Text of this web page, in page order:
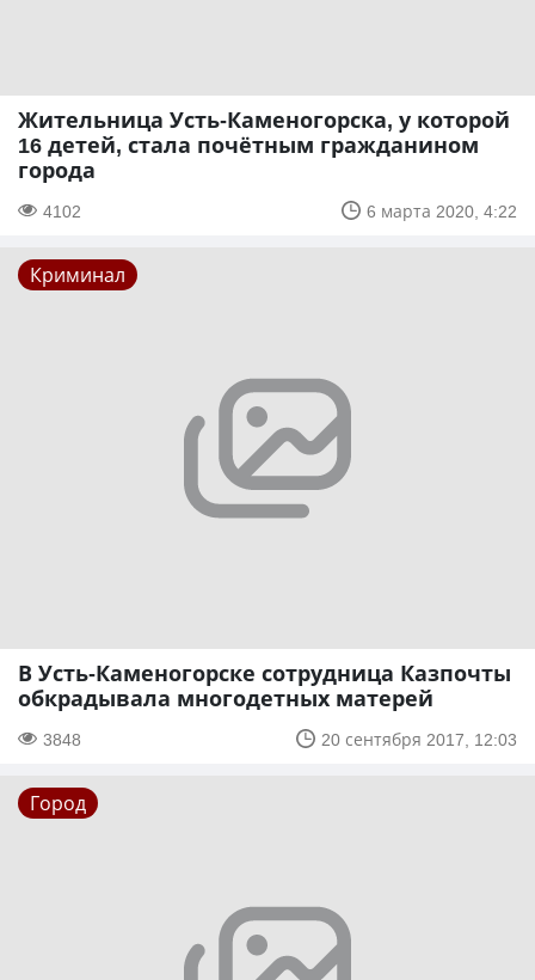
Жительница Усть-Каменогорска, у которой
16 детей, стала почётным гражданином
города
4102 6 марта 2020, 4:22
Криминал
В Усть-Каменогорске сотрудница Казпочты
обкрадывала многодетных матерей
3848 20 сентября 2017, 12:03
Город